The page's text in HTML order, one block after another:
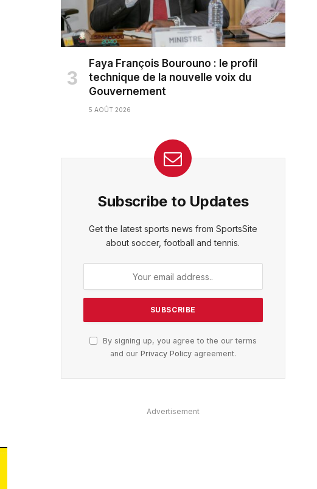
Faya François Bourouno : le profil
technique de la nouvelle voix du
Gouvernement
5 AOÛT 2026
Subscribe to Updates
Get the latest sports news from SportsSite
about soccer, football and tennis.
By signing up, you agree to the our terms
and our Privacy Policyagreement.
Advertisement